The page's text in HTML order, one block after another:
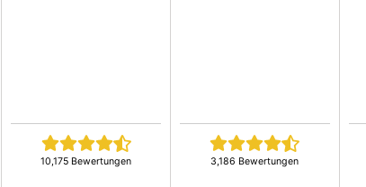
10,175 Bewertungen 3,186 Bewertungen